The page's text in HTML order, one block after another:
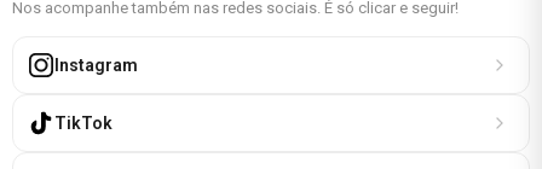
Nos acompanhe também nas redes sociais. É só clicar e seguir!
Instagram
TikTok